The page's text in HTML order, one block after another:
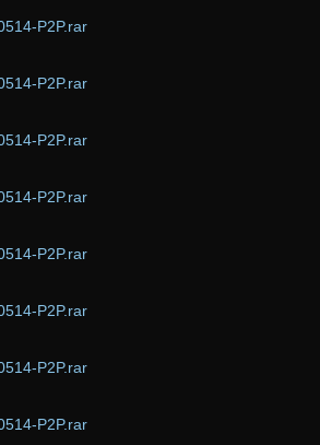
P2P.rar
P2P.rar
P2P.rar
P2P.rar
P2P.rar
P2P.rar
P2P.rar
P2P.rar